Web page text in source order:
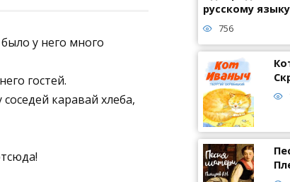
у него много
гостей.
каравай хлеба,
русскому языку
756